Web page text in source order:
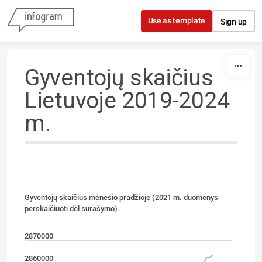
Skip to content
Use as template Sign up
Gyventojų skaičius
Lietuvoje 2019-2024
m.
Gyventojų skaičius mėnesio pradžioje (2021 m. duomenys
perskaičiuoti dėl surašymo)
2860000
2870000